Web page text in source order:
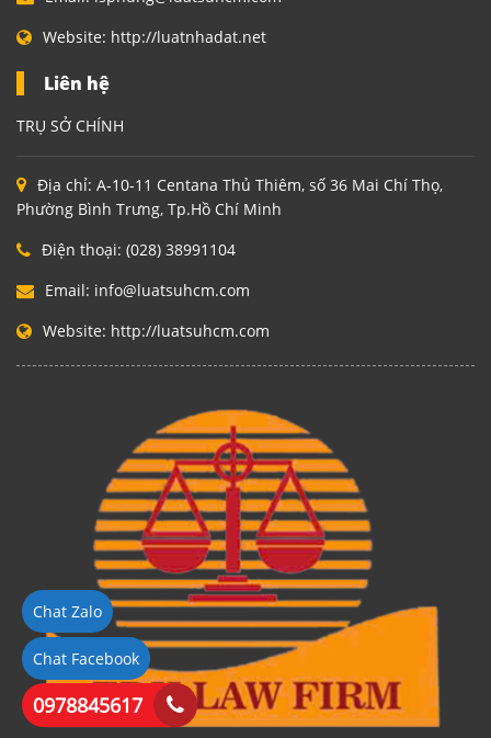
Website: http://luatnhadat.net
Liên hệ
TRỤ SỞ CHÍNH
Địa chỉ: A-10-11 Centana Thủ Thiêm, số 36 Mai Chí Thọ,
Phường Bình Trưng, Tp.Hồ Chí Minh
Điện thoại: (028) 38991104
Email: info@luatsuhcm.com
Website: http://luatsuhcm.com
Chat Facebook
Chat Zalo
0978845617